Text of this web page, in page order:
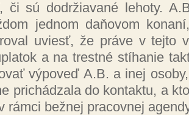
či sú dodržiavané lehoty.
jednom daňovom
uviesť, že práve v tejto
a na trestné stíhanie
výpoveďA.B. a inej
prichádzala do kontaktu, a
rámci bežnej pracovnej